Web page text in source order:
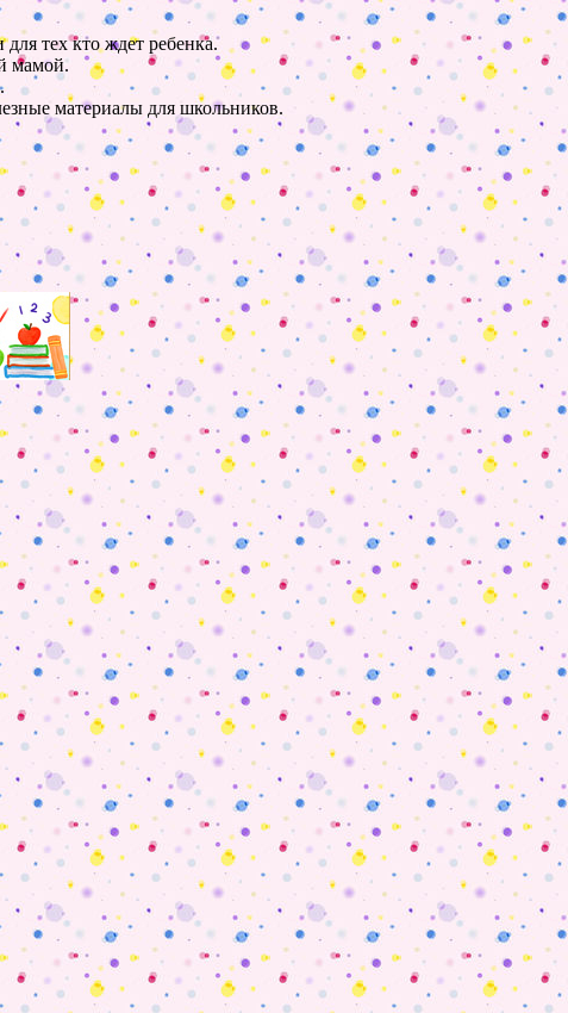
тех кто ждет ребенка.
мамой.
материалы для школьников.